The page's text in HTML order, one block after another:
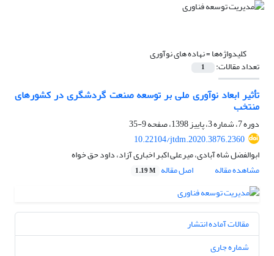
کلیدواژه‌ها =نهاده های نوآوری
تعداد مقالات: 1
تأثیر ابعاد نوآوری ملی بر توسعه صنعت گردشگری در کشورهای
منتخب
دوره 7، شماره 3، پاییز 1398، صفحه
9-35
10.22104/jtdm.2020.3876.2360
ابوالفضل شاه آبادی، میرعلی اکبر اخباری آزاد، داود حق خواه
مشاهده مقاله
اصل مقاله 1.19 M
مقالات آماده انتشار
شماره جاری